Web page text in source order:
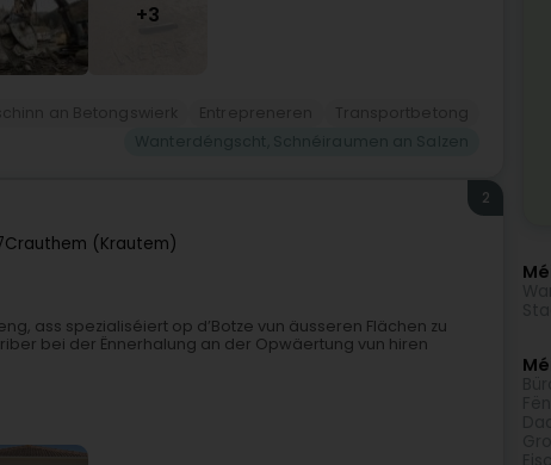
+3
Crauthem (Krautem)
2
ass spezialiséiert op d’Botze vun äusseren Flächen zu
bei der Ënnerhalung an der Opwäertung vun hiren